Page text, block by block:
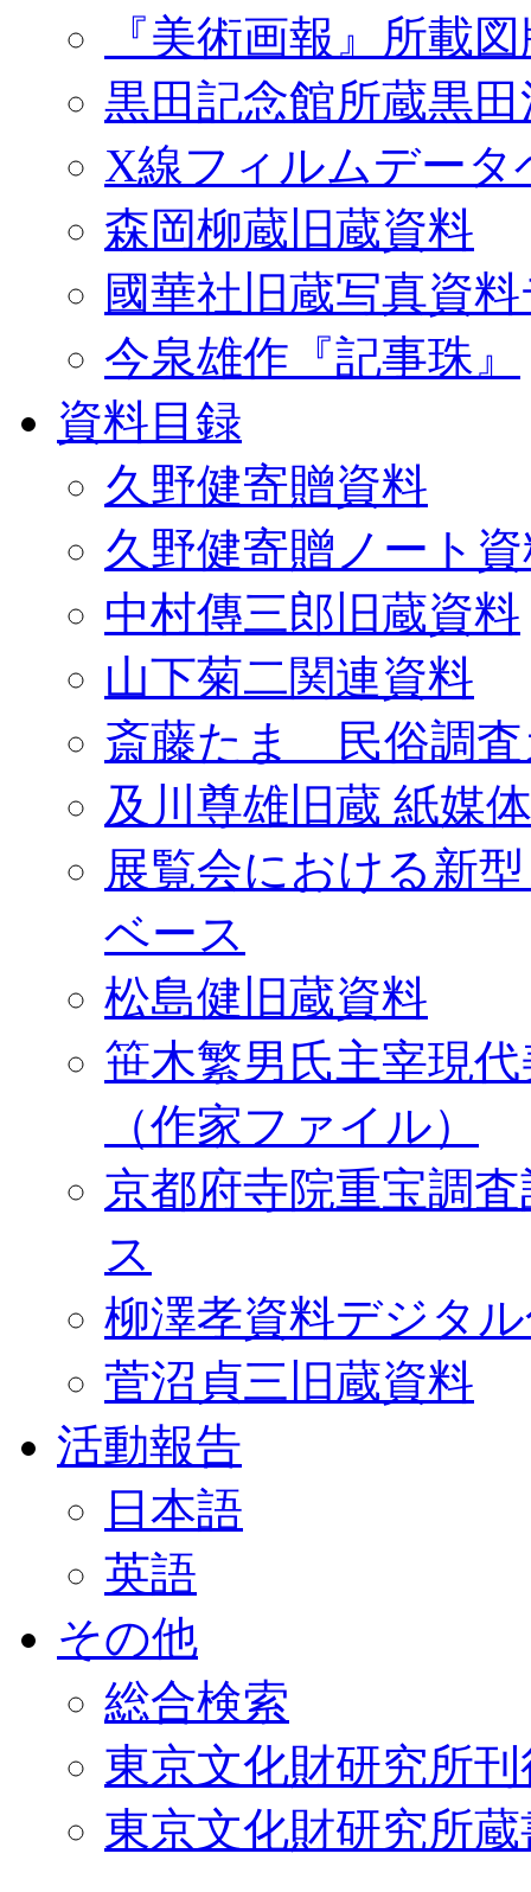
『美術画報』所載
黒田記念館所蔵黒
X線フィルムデータ
森岡柳蔵旧蔵資料
國華社旧蔵写真資
今泉雄作『記事珠』
資料目録
久野健寄贈資料
久野健寄贈ノート
中村傳三郎旧蔵資料
山下菊二関連資料
斎藤たま 民俗調査
及川尊雄旧蔵 紙媒
展覧会における新
ベース
松島健旧蔵資料
笹木繁男氏主宰現
（作家ファイル）
京都府寺院重宝調
ス
柳澤孝資料デジタ
菅沼貞三旧蔵資料
活動報告
日本語
英語
その他
総合検索
東京文化財研究所
東京文化財研究所